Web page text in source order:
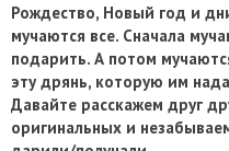
Рождество, Новый год и
мучаются все. Сначала
подарить. А потом
эту дрянь, которую им
Давайте расскажем друг
оригинальных и